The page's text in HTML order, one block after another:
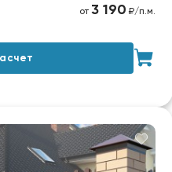
от 3 190 ₽/п.м.